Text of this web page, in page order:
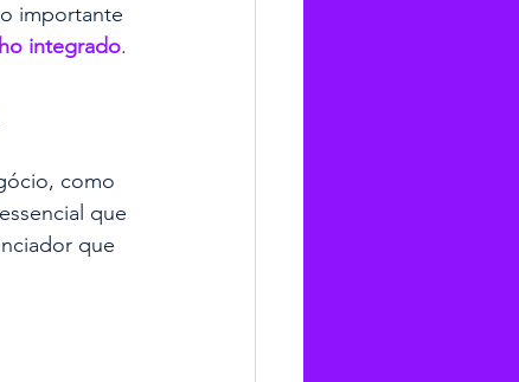
importante
integrado.
como
que
que